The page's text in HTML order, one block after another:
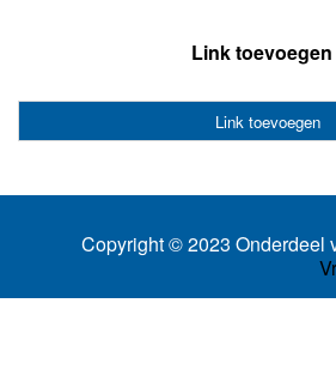
Link toevoegen
Link toevoegen
Copyright © 2023 Onderdeel